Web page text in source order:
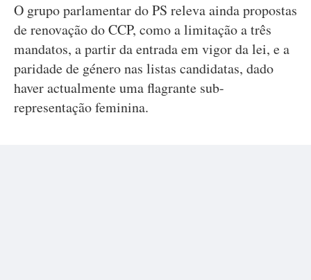
O grupo parlamentar do PS releva ainda propostas
de renovação do CCP, como a limitação a três
mandatos, a partir da entrada em vigor da lei, e a
paridade de género nas listas candidatas, dado
haver actualmente uma flagrante sub-
representação feminina.